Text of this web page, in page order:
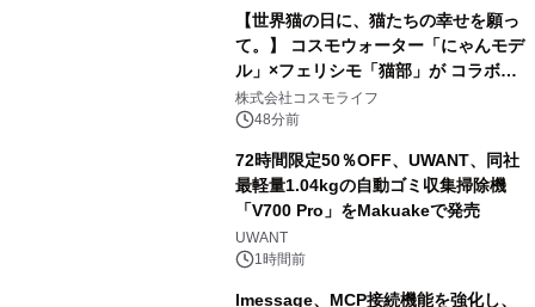
【世界猫の日に、猫たちの幸せを願っ
て。】 コスモウォーター「にゃんモデ
ル」×フェリシモ「猫部」が コラボキ
ャンペーンを実施
株式会社コスモライフ
48分前
72時間限定50％OFF、UWANT、同社
最軽量1.04kgの自動ゴミ収集掃除機
「V700 Pro」をMakuakeで発売
UWANT
1時間前
lmessage、MCP接続機能を強化し、